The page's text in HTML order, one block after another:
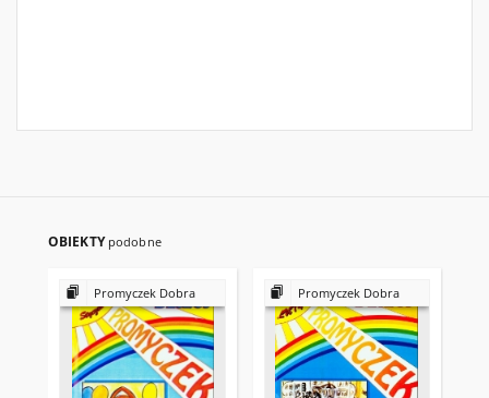
OBIEKTY podobne
Promyczek Dobra Promyczek Dobra